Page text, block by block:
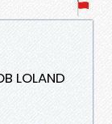
LOLAND